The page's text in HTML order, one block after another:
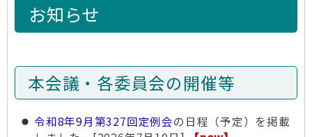
お知らせ
本会議・各委員会の開催等
令和8年9月第327回定例会の日程（予定）を掲載